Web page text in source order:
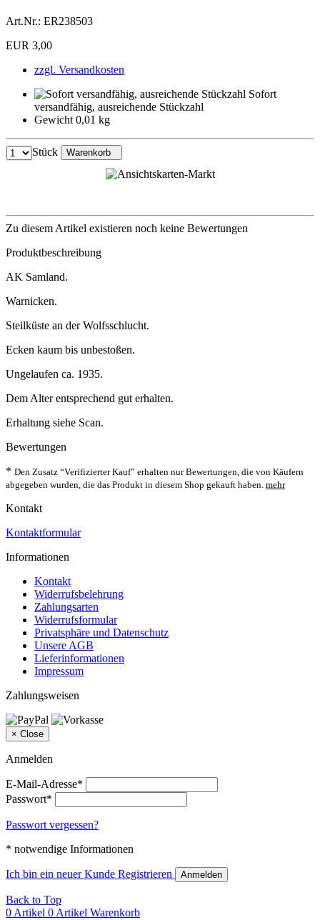
Art.Nr.: ER238503
EUR 3,00
zzgl. Versandkosten
Sofort
versandfähig, ausreichende Stückzahl
Gewicht 0,01 kg
Stück Warenkorb
Zu diesem Artikel existieren noch keine Bewertungen
Produktbeschreibung
AK Samland.
Warnicken.
Steilküste an der Wolfsschlucht.
Ecken kaum bis unbestoßen.
Ungelaufen ca. 1935.
Dem Alter entsprechend gut erhalten.
Erhaltung siehe Scan.
Bewertungen
* Den Zusatz “Verifizierter Kauf” erhalten nur Bewertungen, die von Käufern
abgegeben wurden, die das Produkt in diesem Shop gekauft haben. mehr
Kontakt
Kontaktformular
Informationen
Kontakt
Widerrufsbelehrung
Zahlungsarten
Widerrufsformular
Privatsphäre und Datenschutz
Unsere AGB
Lieferinformationen
Impressum
Zahlungsweisen
× Close
Anmelden
E-Mail-Adresse*
Passwort*
Passwort vergessen?
* notwendige Informationen
Ich bin ein neuer Kunde Registrieren Anmelden
Back to Top
0 Artikel 0 Artikel Warenkorb